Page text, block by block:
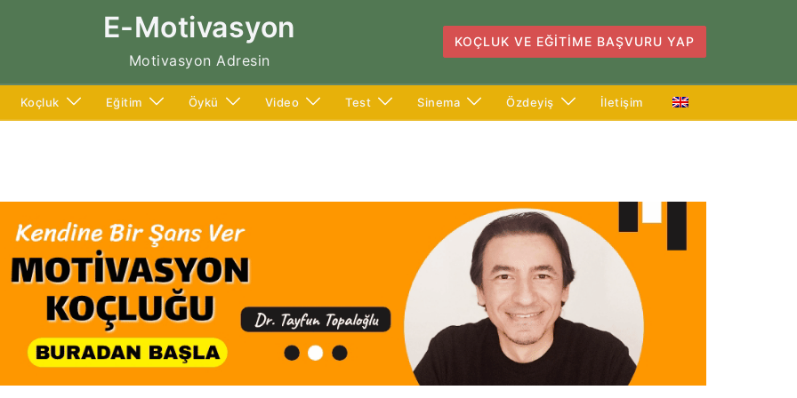
E-Motivasyon
Motivasyon Adresin
KOÇLUK VE EĞITIME BAŞVURU YAP
Koçluk Eğitim Öykü Video Test Sinema Özdeyiş İletişim